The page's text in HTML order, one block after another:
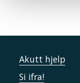
Akutt hjelp
Si ifra!